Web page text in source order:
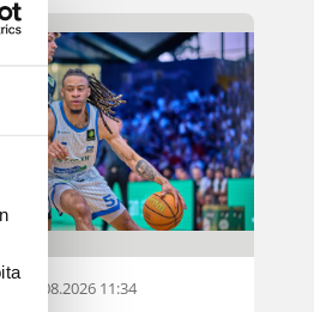
05.08.2026 11:34